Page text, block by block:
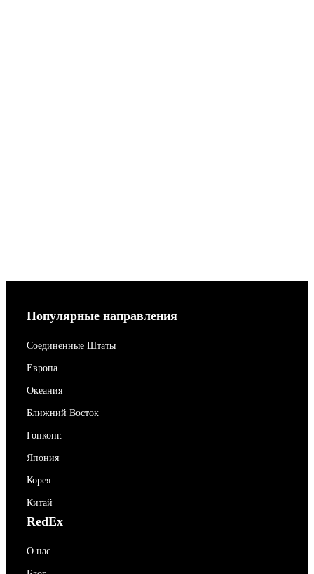
Популярные направления
Соединенные Штаты
Европа
Океания
Ближний Восток
Гонконг.
Япония
Корея
Китай
RedEx
О нас